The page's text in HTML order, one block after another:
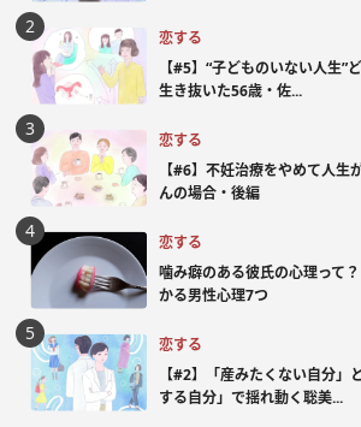
恋する
【#5】“子どものいない人生
生き抜いた56歳・佐...
恋する
【#6】不妊治療をやめて人生
んの場合・後編
恋する
噛み癖のある彼氏の心理って
かる男性心理7つ
恋する
【#2】「産みたくない自分」
する自分」で揺れ動く聡美...